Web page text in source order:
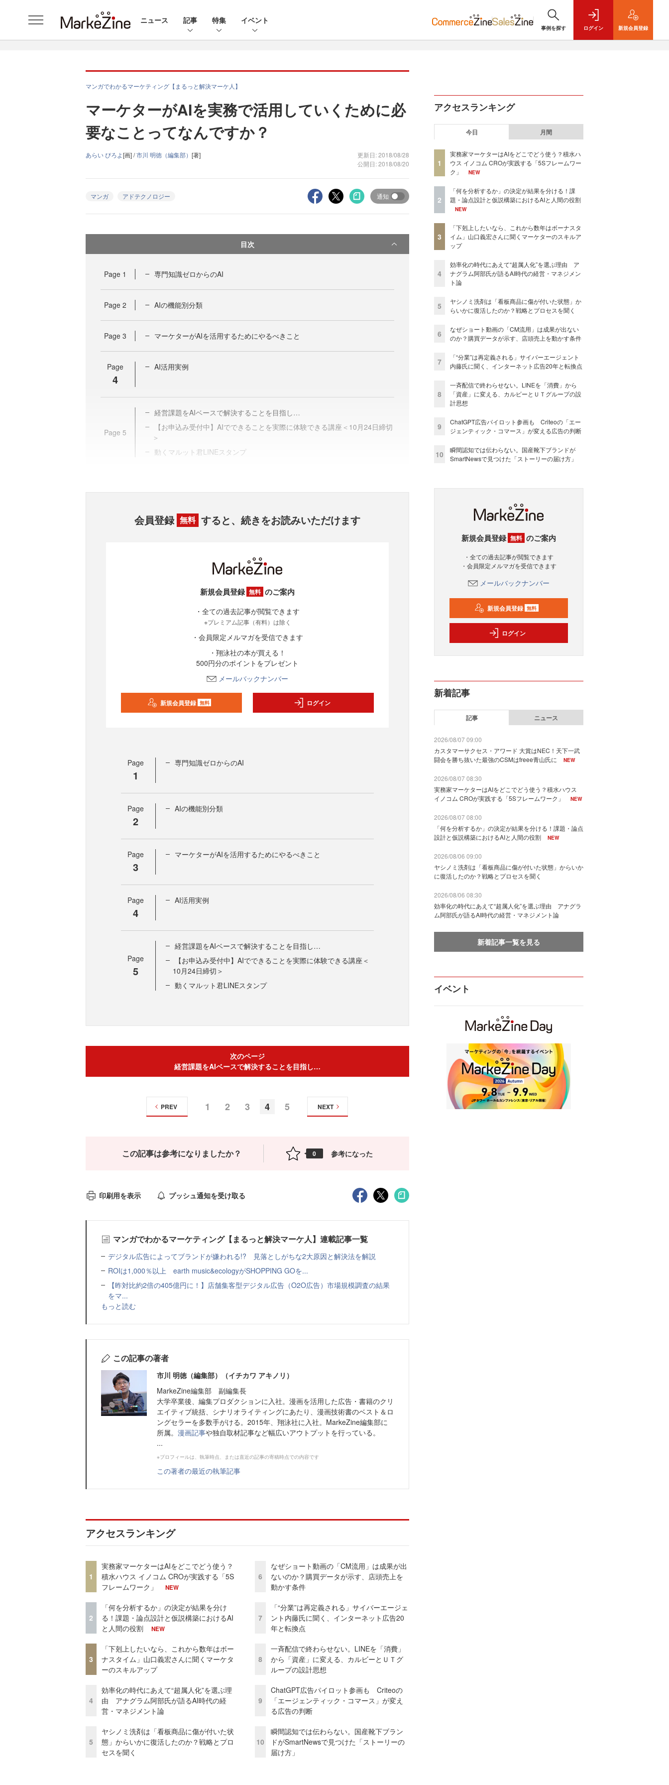
ニュース 記事 特集 イベント
事例を探す ログイン 新規会員登録
マンガでわかるマーケティング【まるっと解決マーケ人】
マーケターがAIを実務で活用していくために必
要なことってなんですか？
あらい ぴろよ[画] /市川 明徳（編集部） [著]
更新日: 2018/08/28
公開日: 2018/08/20
マンガ アドテクノロジー 通知
目次
Page 1 専門知識ゼロからのAI
Page 2 AIの機能別分類
Page 3 マーケターがAIを活用するためにやるべきこと
Page
4
AI活用実例
Page 5
経営課題をAIベースで解決することを目指し…
【お申込み受付中】AIでできることを実際に体験できる講座＜10月24日締切
＞
動くマルット君LINEスタンプ
会員登録 無料 すると、続きをお読みいただけます
新規会員登録 無料 のご案内
・全ての過去記事が閲覧できます
※プレミアム記事（有料）は除く
・会員限定メルマガを受信できます
・翔泳社の本が買える！
500円分のポイントをプレゼント
メールバックナンバー
新規会員登録 無料 ログイン
Page
1
専門知識ゼロからのAI
Page
2
AIの機能別分類
Page
3
マーケターがAIを活用するためにやるべきこと
Page
4
AI活用実例
Page
5
経営課題をAIベースで解決することを目指し…
【お申込み受付中】AIでできることを実際に体験できる講座＜
10月24日締切＞
動くマルット君LINEスタンプ
次のページ
経営課題をAIベースで解決することを目指し…
1 2 3 4 5
PREV NEXT
この記事は参考になりましたか？ 0 参考になった
印刷用を表示 プッシュ通知を受け取る
マンガでわかるマーケティング【まるっと解決マーケ人】連載記事一覧
デジタル広告によってブランドが嫌われる!? 見落としがちな2大原因と解決法を解説
ROIは1,000％以上 earth music&ecologyがSHOPPING GOを...
【昨対比約2倍の405億円に！】店舗集客型デジタル広告（O2O広告）市場規模調査の結果
をマ...
もっと読む
この記事の著者
市川 明徳（編集部）（イチカワ アキノリ）
MarkeZine編集部 副編集長
大学卒業後、編集プロダクションに入社。漫画を活用した広告・書籍のクリ
エイティブ統括、シナリオライティングにあたり、漫画技術書のベスト＆ロ
ングセラーを多数手がける。2015年、翔泳社に入社。MarkeZine編集部に
所属。 漫画記事や独自取材記事など幅広いアウトプットを行っている。
...
※プロフィールは、執筆時点、または直近の記事の寄稿時点での内容です
この著者の最近の執筆記事
アクセスランキング
1
実務家マーケターはAIをどこでどう使う？
積水ハウス イノコム CROが実践する「5S
フレームワーク」
NEW
2
「何を分析するか」の決定が結果を分け
る！課題・論点設計と仮説構築におけるAI
と人間の役割
NEW
3
「下剋上したいなら、これから数年はボー
ナスタイム」山口義宏さんに聞くマーケタ
ーのスキルアップ
4
効率化の時代にあえて“超属人化”を選ぶ理
由 アナグラム阿部氏が語るAI時代の経
営・マネジメント論
5
ヤシノミ洗剤は「看板商品に傷が付いた状
態」からいかに復活したのか？戦略とプロ
セスを聞く
6
なぜショート動画の「CM流用」は成果が出
ないのか？購買データが示す、店頭売上を
動かす条件
7
「“分業”は再定義される」サイバーエージェ
ント内藤氏に聞く、インターネット広告20
年と転換点
8
一斉配信で終わらせない。LINEを「消費」
から「資産」に変える、カルビーとＵＴグ
ループの設計思想
9
ChatGPT広告パイロット参画も Criteoの
「エージェンティック・コマース」が変え
る広告の判断
10
瞬間認知では伝わらない。国産靴下ブラン
ドがSmartNewsで見つけた「ストーリーの
届け方」
アクセスランキング
今日 月間
1
実務家マーケターはAIをどこでどう使う？積水ハ
ウス イノコム CROが実践する「5Sフレームワー
ク」
NEW
2
「何を分析するか」の決定が結果を分ける！課
題・論点設計と仮説構築におけるAIと人間の役割
NEW
3
「下剋上したいなら、これから数年はボーナスタ
イム」山口義宏さんに聞くマーケターのスキルア
ップ
4
効率化の時代にあえて“超属人化”を選ぶ理由 ア
ナグラム阿部氏が語るAI時代の経営・マネジメン
ト論
5
ヤシノミ洗剤は「看板商品に傷が付いた状態」か
らいかに復活したのか？戦略とプロセスを聞く
6
なぜショート動画の「CM流用」は成果が出ない
のか？購買データが示す、店頭売上を動かす条件
7
「“分業”は再定義される」サイバーエージェント
内藤氏に聞く、インターネット広告20年と転換点
8
一斉配信で終わらせない。LINEを「消費」から
「資産」に変える、カルビーとＵＴグループの設
計思想
9
ChatGPT広告パイロット参画も Criteoの「エー
ジェンティック・コマース」が変える広告の判断
10
瞬間認知では伝わらない。国産靴下ブランドが
SmartNewsで見つけた「ストーリーの届け方」
新規会員登録 無料 のご案内
・全ての過去記事が閲覧できます
・会員限定メルマガを受信できます
メールバックナンバー
新規会員登録 無料
ログイン
新着記事
記事 ニュース
2026/08/07 09:00
カスタマーサクセス・アワード 大賞はNEC！天下一武
闘会を勝ち抜いた最強のCSMはfreee青山氏に
NEW
2026/08/07 08:30
実務家マーケターはAIをどこでどう使う？積水ハウス
イノコム CROが実践する「5Sフレームワーク」
NEW
2026/08/07 08:00
「何を分析するか」の決定が結果を分ける！課題・論点
設計と仮説構築におけるAIと人間の役割
NEW
2026/08/06 09:00
ヤシノミ洗剤は「看板商品に傷が付いた状態」からいか
に復活したのか？戦略とプロセスを聞く
2026/08/06 08:30
効率化の時代にあえて“超属人化”を選ぶ理由 アナグラ
ム阿部氏が語るAI時代の経営・マネジメント論
新着記事一覧を見る
イベント